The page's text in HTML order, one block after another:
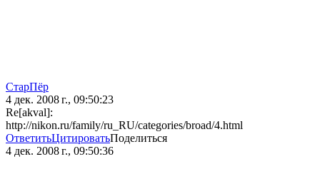
СтарПёр
4 дек. 2008 г., 09:50:23
Re[akval]:
http://nikon.ru/family/ru_RU/categories/broad/4.html
ОтветитьЦитироватьПоделиться
4 дек. 2008 г., 09:50:36